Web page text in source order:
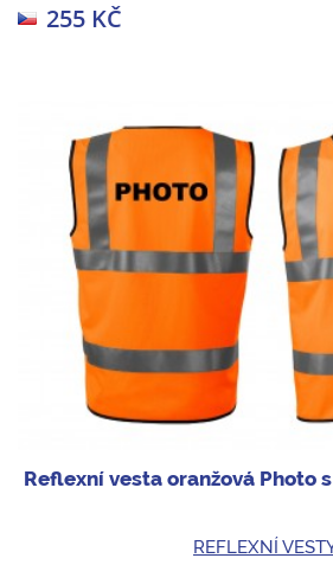
255 KČ
Reflexní vesta oranžová Photo
REFLEXNÍ